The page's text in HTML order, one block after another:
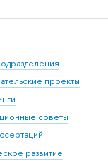
проекты
советы
развитие